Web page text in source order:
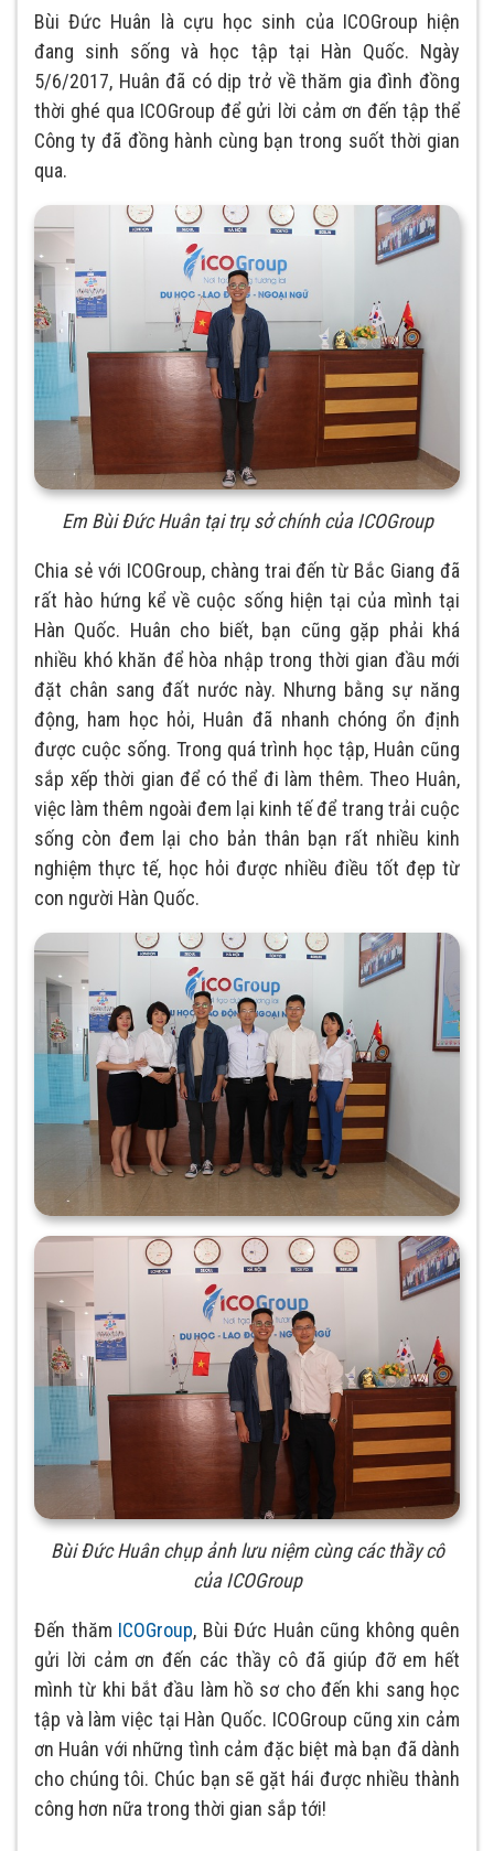
Bùi Đức Huân là cựu học sinh của ICOGroup hiện
đang sinh sống và học tập tại Hàn Quốc. Ngày
5/6/2017, Huân đã có dịp trở về thăm gia đình đồng
thời ghé qua ICOGroup để gửi lời cảm ơn đến tập thể
Công ty đã đồng hành cùng bạn trong suốt thời gian
qua.
Em Bùi Đức Huân tại trụ sở chính của ICOGroup
Chia sẻ với ICOGroup, chàng trai đến từ Bắc Giang đã
rất hào hứng kể về cuộc sống hiện tại của mình tại
Hàn Quốc. Huân cho biết, bạn cũng gặp phải khá
nhiều khó khăn để hòa nhập trong thời gian đầu mới
đặt chân sang đất nước này. Nhưng bằng sự năng
động, ham học hỏi, Huân đã nhanh chóng ổn định
được cuộc sống. Trong quá trình học tập, Huân cũng
sắp xếp thời gian để có thể đi làm thêm. Theo Huân,
việc làm thêm ngoài đem lại kinh tế để trang trải cuộc
sống còn đem lại cho bản thân bạn rất nhiều kinh
nghiệm thực tế, học hỏi được nhiều điều tốt đẹp từ
con người Hàn Quốc.
Bùi Đức Huân chụp ảnh lưu niệm cùng các thầy cô
của ICOGroup
Đến thăm ICOGroup, Bùi Đức Huân cũng không quên
gửi lời cảm ơn đến các thầy cô đã giúp đỡ em hết
mình từ khi bắt đầu làm hồ sơ cho đến khi sang học
tập và làm việc tại Hàn Quốc. ICOGroup cũng xin cảm
ơn Huân với những tình cảm đặc biệt mà bạn đã dành
cho chúng tôi. Chúc bạn sẽ gặt hái được nhiều thành
công hơn nữa trong thời gian sắp tới!